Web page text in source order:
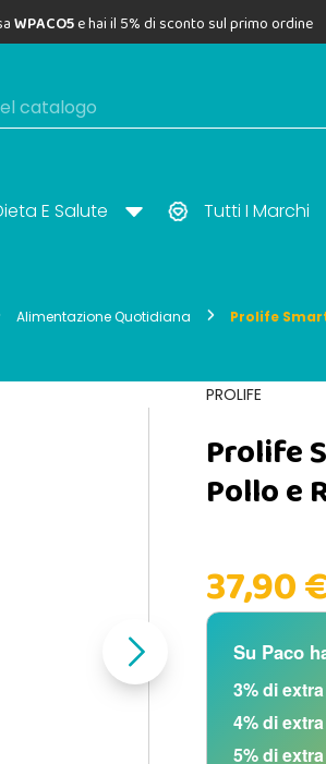
WPACO5e hai il 5% di sconto sul primo ordine
E Salute Tutti I Marchi
Alimentazione Quotidiana Prolife
PROLIFE
Prolife
Pollo e
37,90 €
Su Paco
3% di
4% di
5% di